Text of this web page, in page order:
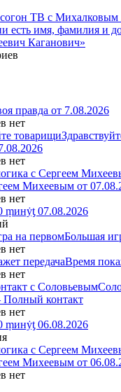
ТВ с
есть имя, фамилия и
Каганович»
правда от 7.08.2026
нет
нет
Михеевым от
нет
ṃинẏƫ 07.08.2026
Большая
нет
Время
нет
контакт
нет
ṃинẏƫ 06.08.2026
Михеевым от
нет